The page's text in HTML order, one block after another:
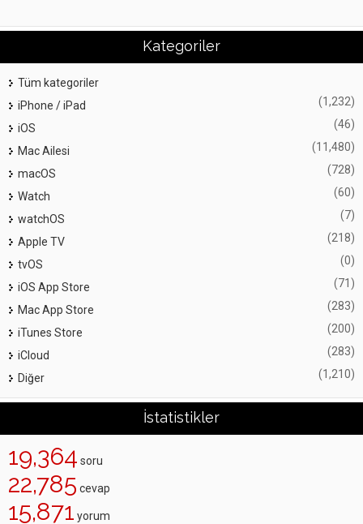
Kategoriler
Tüm kategoriler
iPhone / iPad
(1,232)
iOS (46)
Mac Ailesi (11,480)
macOS (728)
Watch (60)
watchOS (7)
Apple TV (218)
tvOS (0)
iOS App Store (71)
Mac App Store (283)
iTunes Store (200)
iCloud (283)
Diğer (1,210)
İstatistikler
19,364 soru
22,785 cevap
15,871 yorum